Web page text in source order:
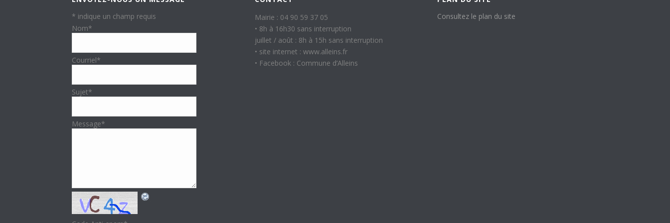
* indique un champ requis
Nom*
Courriel*
Sujet*
Message*
Mairie : 04 90 59 37 05
• 8h à 16h30 sans interruption
juillet / août : 8h à 15h sans interruption
• site internet : www.alleins.fr
• Facebook : Commune d’Alleins
Consultez le plan du site